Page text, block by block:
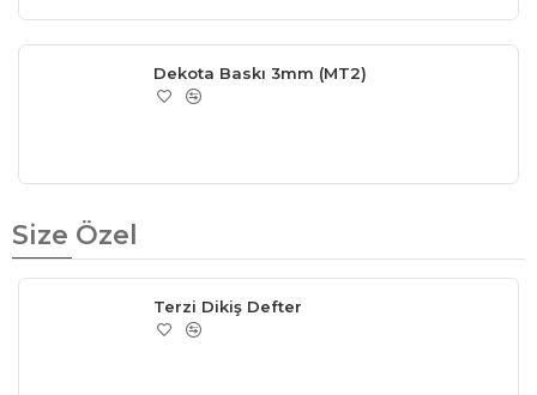
Dekota Baskı 3mm (MT2)
Size Özel
Terzi Dikiş Defter